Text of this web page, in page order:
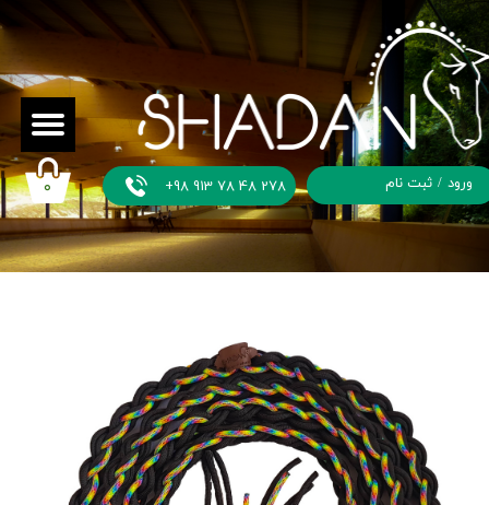
+98 913 78 48 278 ورود / ثبت نام
حساب
خروج از
حساب
کاربری
۰